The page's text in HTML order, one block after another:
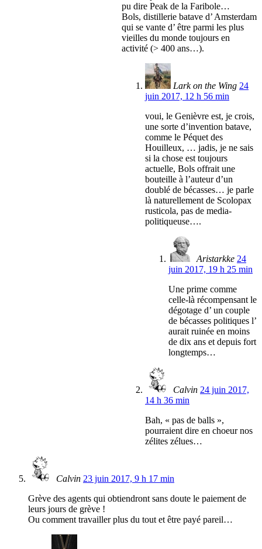
pu dire Peak de la Faribole…
Bols, distillerie batave d’ Amsterdam
qui se vante d’ être parmi les plus
vieilles du monde toujours en
activité (> 400 ans…).
Lark on the Wing 24
juin 2017, 12 h 56 min
voui, le Genièvre est, je crois,
une sorte d’invention batave,
comme le Péquet des
Houilleux, … jadis, je ne sais
si la chose est toujours
actuelle, Bols offrait une
bouteille à l’auteur d’un
doublé de bécasses… je parle
là naturellement de Scolopax
rusticola, pas de media-
politiqueuse….
Aristarkke 24
juin 2017, 19 h 25 min
Une prime comme
celle-là récompensant le
dégotage d’ un couple
de bécasses politiques l’
aurait ruinée en moins
de dix ans et depuis fort
longtemps…
Calvin 24 juin 2017,
14 h 36 min
Bah, « pas de balls »,
pourraient dire en choeur nos
zélites zélues…
Calvin 23 juin 2017, 9 h 17 min
Grève des agents qui obtiendront sans doute le paiement de
leurs jours de grève !
Ou comment travailler plus du tout et être payé pareil…